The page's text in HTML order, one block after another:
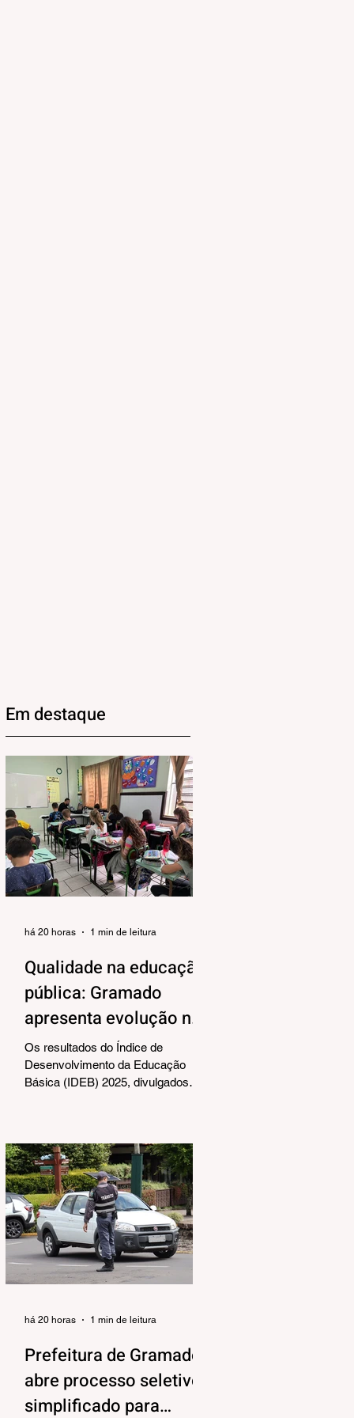
Em destaque
Qualidade na educação
pública: Gramado
apresenta evolução no
IDEB 2025
Os resultados do Índice de
Desenvolvimento da Educação
Básica (IDEB) 2025, divulgados
qualidade do ensino público. Os
dados mostram que as escolas da
rede municipal superaram tanto as
metas projetadas quanto as médias
nacionais em todas as etapas
avaliadas. Nos Anos Iniciais (1º ao
5º ano), o município ultrapassou a
meta nacional de 6,0 e ficou acima
há 20 horas 1 min de leitura
Prefeitura de Gramado
abre processo seletivo
simplificado para
há 20 horas 1 min de leitura